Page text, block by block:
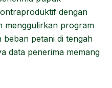
dengan
menggulirkan program
petani di tengah
data penerima memang